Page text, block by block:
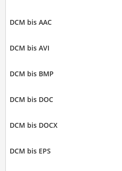
DCM bis AAC
DCM bis AVI
DCM bis BMP
DCM bis DOC
DCM bis DOCX
DCM bis EPS